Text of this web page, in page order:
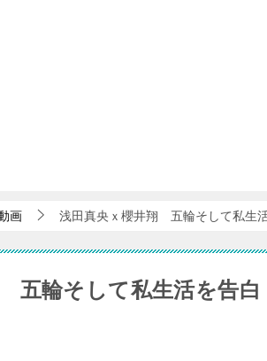
画 浅田真央ｘ櫻井翔 五輪そして私生
五輪そして私生活を告